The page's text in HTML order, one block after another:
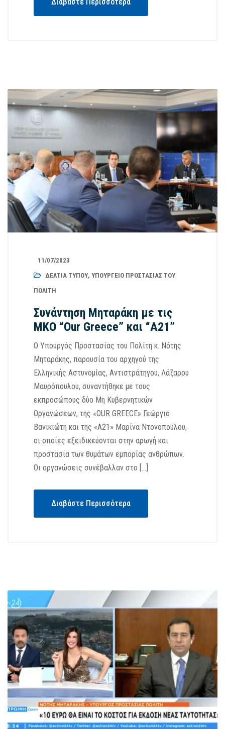
Διαβάστε Περισσότερα
11/07/2023
ΔΕΛΤΊΑ ΤΎΠΟΥ, ΥΠΟΥΡΓΕΊΟ ΠΡΟΣΤΑΣΊΑΣ ΤΟΥ
ΠΟΛΊΤΗ
Συνάντηση Μηταράκη με τις
ΜΚΟ “Our Greece” και “Α21”
Ο Υπουργός Προστασίας του Πολίτη κ. Νότης
Μηταράκης, παρουσία του αρχηγού της
Ελληνικής Αστυνομίας, Αντιστράτηγου, Λάζαρου
Μαυρόπουλου, συναντήθηκε με τους
εκπροσώπους δύο Μη Κυβερνητικών
Οργανώσεων, της «OUR GREECE» Γεώργιο
Βανικιώτη και της «Α21» Μαρίνα Ντονοπούλου,
οι οποίες εξειδικεύονται στην αρωγή και
προστασία των θυμάτων εμπορίας ανθρώπων.
Οι οργανώσεις συνέβαλλαν στο […]
Διαβάστε Περισσότερα